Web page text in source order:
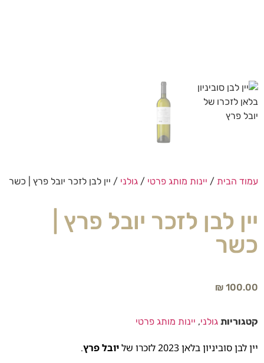
עמוד הבית / יינות מותג פרטי / גולני / יין לבן לזכר יובל פרץ | כשר
יין לבן לזכר יובל פרץ |
כשר
₪ 100.00
קטגוריות גולני, יינות מותג פרטי
יין לבן סוביניון בלאן 2023 לזכרו של יובל פרץ.